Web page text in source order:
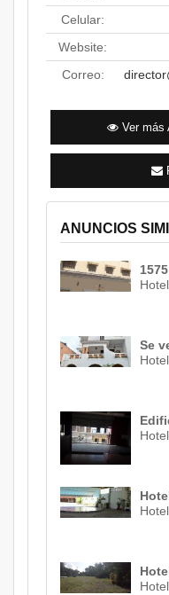
Celular:
Website:
Correo:
Ver más
ANUNCIOS
Hotel
Hotel
Hotel
Hotel
Hotel